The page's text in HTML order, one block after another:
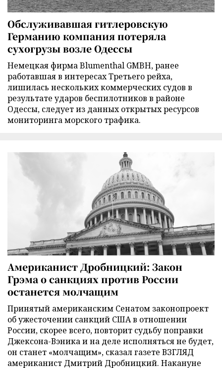
Обслуживавшая гитлеровскую
Германию компания потеряла
сухогрузы возле Одессы
Немецкая фирма Blumenthal GMBH, ранее
работавшая в интересах Третьего рейха,
лишилась нескольких коммерческих судов в
результате ударов беспилотников в районе
Одессы, следует из данных открытых ресурсов
мониторинга морского трафика.
Американист Дробницкий: Закон
Грэма о санкциях против России
останется молчащим
Принятый американским Сенатом законопроект
об ужесточении санкций США в отношении
России, скорее всего, повторит судьбу поправки
Джексона-Вэника и на деле исполняться не будет,
он станет «молчащим», сказал газете ВЗГЛЯД
американист Дмитрий Дробницкий. Накануне